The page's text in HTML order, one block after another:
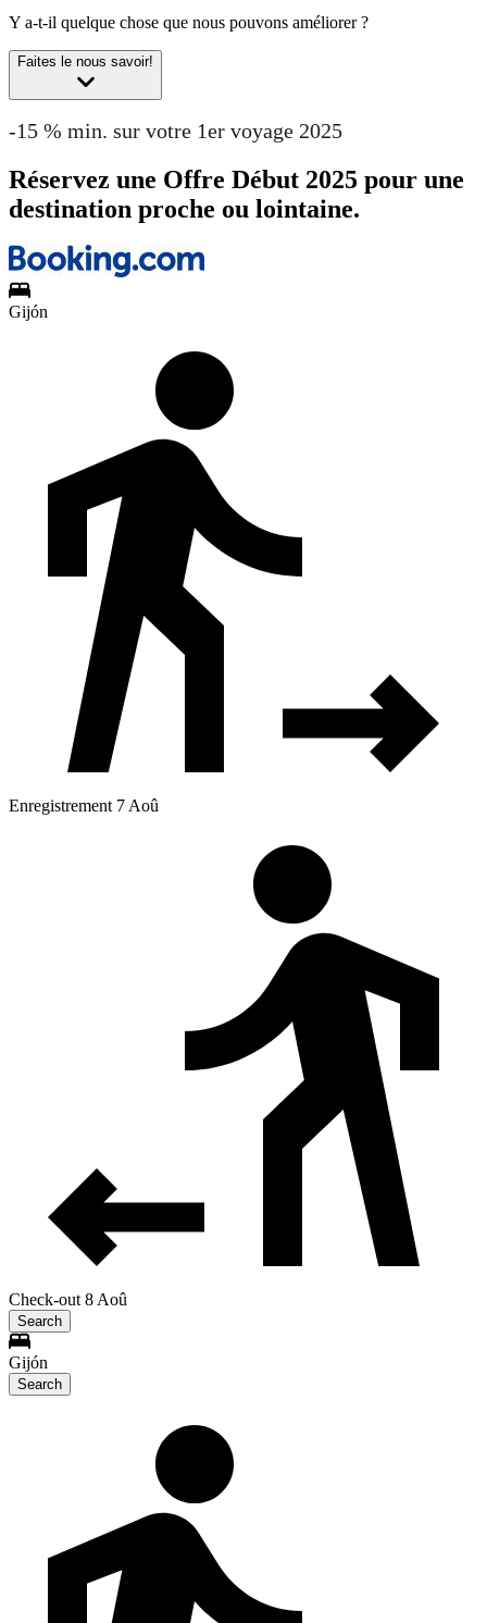
Y a-t-il quelque chose que nous pouvons améliorer ?
Faites le nous savoir!
-15 % min. sur votre 1er voyage 2025
Réservez une Offre Début 2025 pour une
destination proche ou lointaine.
Gijón
Enregistrement 7 Aoû
Check-out 8 Aoû
Search
Gijón
Search